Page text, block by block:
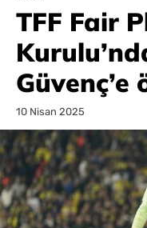
TFF Fair
Güvenç’e
10 Nisan 2025